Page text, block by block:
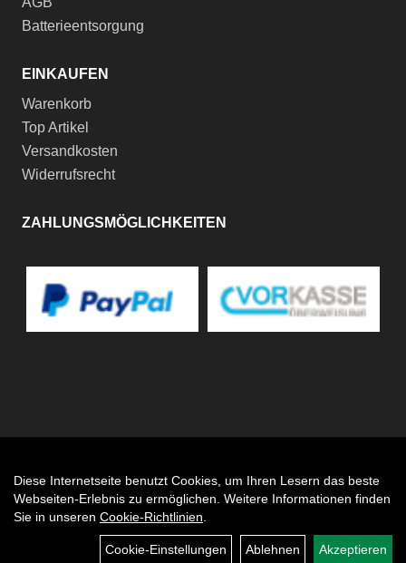
Batterieentsorgung
EINKAUFEN
Warenkorb
Top Artikel
Versandkosten
Widerrufsrecht
ZAHLUNGSMÖGLICHKEITEN
Diese Internetseite benutzt Cookies, um Ihren Lesern das beste
Webseiten-Erlebnis zu ermöglichen. Weitere Informationen finden
Sie in unseren Cookie-Richtlinien
Cookie-Einstellungen Ablehnen Akzeptieren
Auftrag widerrufen